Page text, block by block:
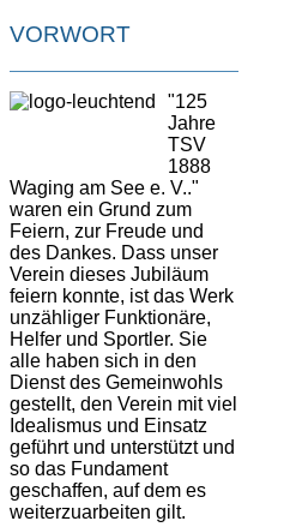
VORWORT
"125
Jahre
TSV
1888
Waging am See e. V.."
waren ein Grund zum
Feiern, zur Freude und
des Dankes. Dass unser
Verein dieses Jubiläum
feiern konnte, ist das Werk
unzähliger Funktionäre,
Helfer und Sportler. Sie
alle haben sich in den
Dienst des Gemeinwohls
gestellt, den Verein mit viel
Idealismus und Einsatz
geführt und unterstützt und
so das Fundament
geschaffen, auf dem es
weiterzuarbeiten gilt.